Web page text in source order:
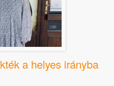
a helyes irányba